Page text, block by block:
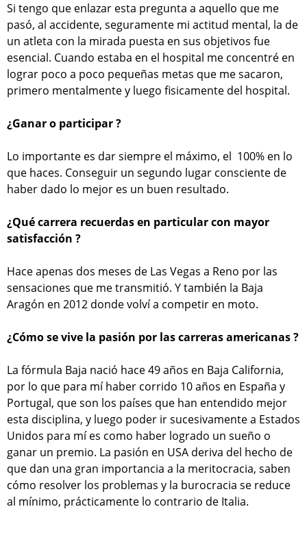
Si tengo que enlazar esta pregunta a aquello que me
pasó, al accidente, seguramente mi actitud mental, la de
un atleta con la mirada puesta en sus objetivos fue
esencial. Cuando estaba en el hospital me concentré en
lograr poco a poco pequeñas metas que me sacaron,
primero mentalmente y luego fisicamente del hospital.
¿Ganar o participar ?
Lo importante es dar siempre el máximo, el 100% en lo
que haces. Conseguir un segundo lugar consciente de
haber dado lo mejor es un buen resultado.
¿Qué carrera recuerdas en particular con mayor
satisfacción ?
Hace apenas dos meses de Las Vegas a Reno por las
sensaciones que me transmitió. Y también la Baja
Aragón en 2012 donde volví a competir en moto.
¿Cómo se vive la pasión por las carreras americanas ?
La fórmula Baja nació hace 49 años en Baja California,
por lo que para mí haber corrido 10 años en España y
Portugal, que son los países que han entendido mejor
esta disciplina, y luego poder ir sucesivamente a Estados
Unidos para mí es como haber logrado un sueño o
ganar un premio. La pasión en USA deriva del hecho de
que dan una gran importancia a la meritocracia, saben
cómo resolver los problemas y la burocracia se reduce
al mínimo, prácticamente lo contrario de Italia.